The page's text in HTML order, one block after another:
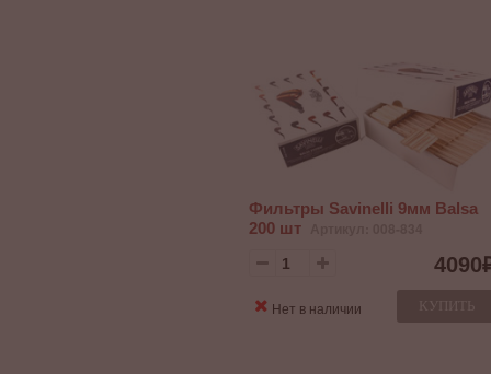
Фильтры Savinelli 9мм Balsa
200 шт
4090
КУПИТЬ
Нет в наличии